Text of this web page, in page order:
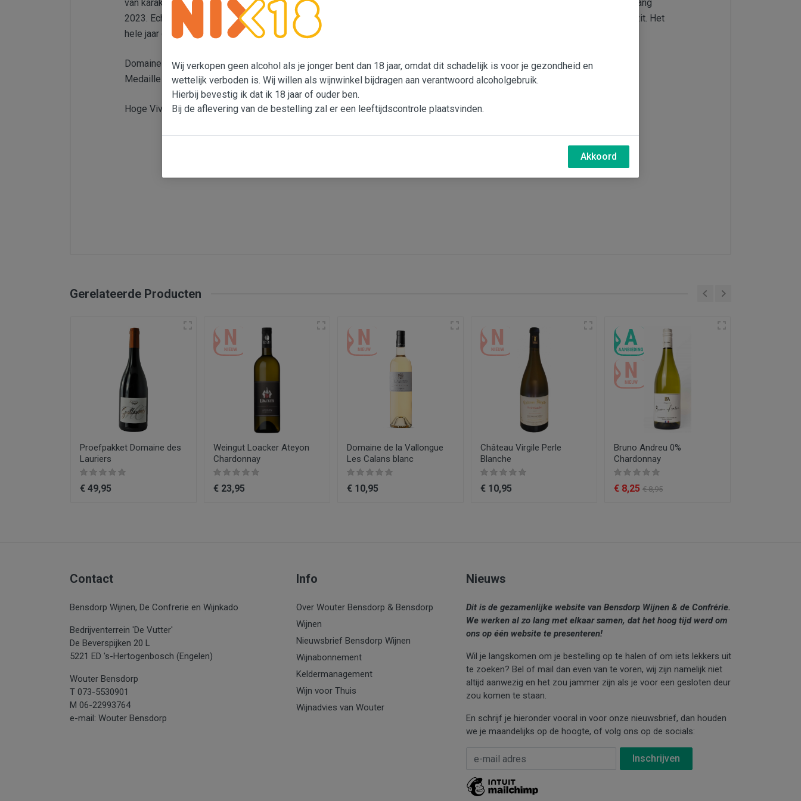
van karakter, maar met wat 'vettigheid' van de Chardonnay en wat kruidigheid van de Viognier. Nu leverbaar, de heerlijke jaargang
2023. Echte lentewijn, bijvoorbeeld bij de asperges, maar ook bij mosselen later in het seizoen als de 'R' weer in de maand zit. Het
hele jaar door lekker dus!
Domaine des Lauriers staat zo'n beetje ieder jaar met diverse wijnen in de gezaghebbende wijngids Guide Hachette.Gouden
Medaille bij het Concours des Grands Vins du Languedoc-Roussillon.
Hoge Vivinoscore: 3,6 (****)
Soort wijn
Druiven
chardonnay, viognier
Producent
Domaine des Lauriers
Kleur
Wit
Type product
Wijn
Inhoud
0.75
Jaar
2023
Gerelateerde Producten
Proefpakket Domaine des
Lauriers
€ 49,95
Weingut Loacker Ateyon
Chardonnay
€ 23,95
Domaine de la Vallongue
Les Calans blanc
€ 10,95
Château Virgile Perle
Blanche
€ 10,95
Bruno Andreu 0%
Chardonnay
€ 8,25 € 8,95
Contact
Bensdorp Wijnen, De Confrerie en Wijnkado
Bedrijventerrein 'De Vutter'
De Beverspijken 20 L
5221 ED 's-Hertogenbosch (Engelen)
Wouter Bensdorp
T 073-5530901
M 06-22993764
e-mail: Wouter Bensdorp
Info
Over Wouter Bensdorp & Bensdorp
Wijnen
Nieuwsbrief Bensdorp Wijnen
Wijnabonnement
Keldermanagement
Wijn voor Thuis
Wijnadvies van Wouter
Nieuws
Dit is de gezamenlijke website van Bensdorp Wijnen & de Confrérie.
We werken al zo lang met elkaar samen, dat het hoog tijd werd om
ons op één website te presenteren!
Wil je langskomen om je bestelling op te halen of om iets lekkers uit
te zoeken? Bel of mail dan even van te voren, wij zijn namelijk niet
altijd aanwezig en het zou jammer zijn als je voor een gesloten deur
zou komen te staan.
En schrijf je hieronder vooral in voor onze nieuwsbrief, dan houden
we je maandelijks op de hoogte, of volg ons op de socials:
E-mail Adres
Wij verkopen geen alcohol als je jonger bent dan 18 jaar, omdat dit schadelijk is voor je gezondheid en
wettelijk verboden is. Wij willen als wijnwinkel bijdragen aan verantwoord alcoholgebruik.
Hierbij bevestig ik dat ik 18 jaar of ouder ben.
Bij de aflevering van de bestelling zal er een leeftijdscontrole plaatsvinden.
Akkoord